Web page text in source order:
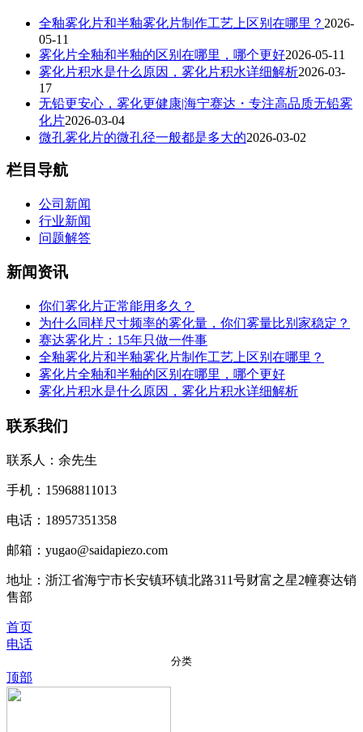
全釉雾化片和半釉雾化片制作工艺上区别在哪里？ 2026-
05-11
雾化片全釉和半釉的区别在哪里，哪个更好2026-05-11
雾化片积水是什么原因，雾化片积水详细解析2026-03-
17
无铅更安心，雾化更健康|海宁赛达・专注高品质无铅雾
化片2026-03-04
微孔雾化片的微孔径一般都是多大的2026-03-02
栏目导航
公司新闻
行业新闻
问题解答
新闻资讯
你们雾化片正常能用多久？
为什么同样尺寸频率的雾化量，你们雾量比别家稳定？
赛达雾化片：15年只做一件事
全釉雾化片和半釉雾化片制作工艺上区别在哪里？
雾化片全釉和半釉的区别在哪里，哪个更好
雾化片积水是什么原因，雾化片积水详细解析
联系我们
联系人：余先生
手机：15968811013
电话：18957351358
邮箱：yugao@saidapiezo.com
地址：浙江省海宁市长安镇环镇北路311号财富之星2幢赛达销
售部
首页
电话
分类
顶部